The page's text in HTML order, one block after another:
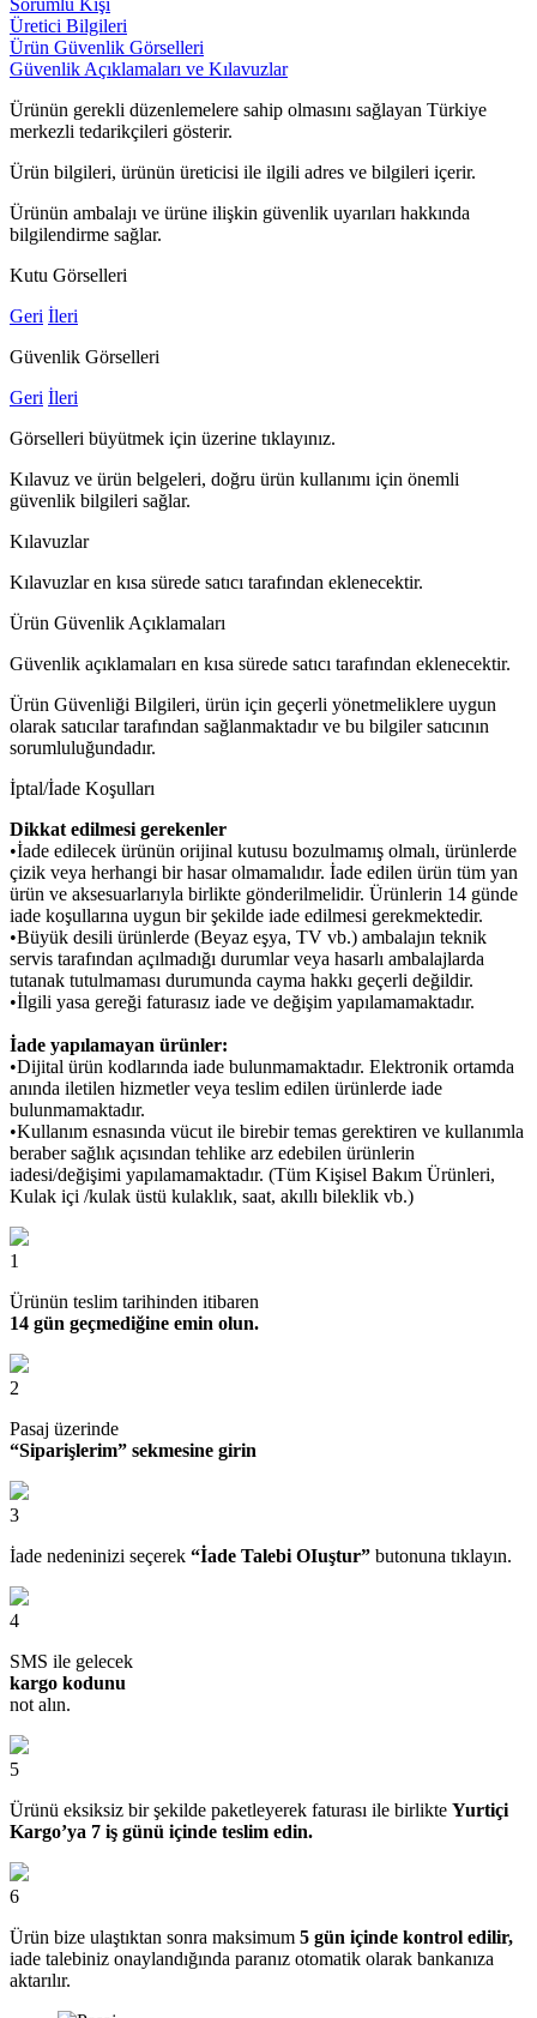
Sorumlu Kişi
Üretici Bilgileri
Ürün Güvenlik Görselleri
Güvenlik Açıklamaları ve Kılavuzlar
Ürünün gerekli düzenlemelere sahip olmasını sağlayan Türkiye
merkezli tedarikçileri gösterir.
Ürün bilgileri, ürünün üreticisi ile ilgili adres ve bilgileri içerir.
Ürünün ambalajı ve ürüne ilişkin güvenlik uyarıları hakkında
bilgilendirme sağlar.
Kutu Görselleri
Geri İleri
Güvenlik Görselleri
Geri İleri
Görselleri büyütmek için üzerine tıklayınız.
Kılavuz ve ürün belgeleri, doğru ürün kullanımı için önemli
güvenlik bilgileri sağlar.
Kılavuzlar
Kılavuzlar en kısa sürede satıcı tarafından eklenecektir.
Ürün Güvenlik Açıklamaları
Güvenlik açıklamaları en kısa sürede satıcı tarafından eklenecektir.
Ürün Güvenliği Bilgileri, ürün için geçerli yönetmeliklere uygun
olarak satıcılar tarafından sağlanmaktadır ve bu bilgiler satıcının
sorumluluğundadır.
İptal/İade Koşulları
Dikkat edilmesi gerekenler
•İade edilecek ürünün orijinal kutusu bozulmamış olmalı, ürünlerde
çizik veya herhangi bir hasar olmamalıdır. İade edilen ürün tüm yan
ürün ve aksesuarlarıyla birlikte gönderilmelidir. Ürünlerin 14 günde
iade koşullarına uygun bir şekilde iade edilmesi gerekmektedir.
•Büyük desili ürünlerde (Beyaz eşya, TV vb.) ambalajın teknik
servis tarafından açılmadığı durumlar veya hasarlı ambalajlarda
tutanak tutulmaması durumunda cayma hakkı geçerli değildir.
•İlgili yasa gereği faturasız iade ve değişim yapılamamaktadır.
İade yapılamayan ürünler:
•Dijital ürün kodlarında iade bulunmamaktadır. Elektronik ortamda
anında iletilen hizmetler veya teslim edilen ürünlerde iade
bulunmamaktadır.
•Kullanım esnasında vücut ile birebir temas gerektiren ve kullanımla
beraber sağlık açısından tehlike arz edebilen ürünlerin
iadesi/değişimi yapılamamaktadır. (Tüm Kişisel Bakım Ürünleri,
Kulak içi /kulak üstü kulaklık, saat, akıllı bileklik vb.)
1
Ürünün teslim tarihinden itibaren
14 gün geçmediğine emin olun.
2
Pasaj üzerinde
“Siparişlerim” sekmesine girin
3
İade nedeninizi seçerek “İade Talebi OIuştur” butonuna tıklayın.
4
SMS ile gelecek
kargo kodunu
not alın.
5
Ürünü eksiksiz bir şekilde paketleyerek faturası ile birlikte Yurtiçi
Kargo’ya 7 iş günü içinde teslim edin.
6
Ürün bize ulaştıktan sonra maksimum 5 gün içinde kontrol edilir,
iade talebiniz onaylandığında paranız otomatik olarak bankanıza
aktarılır.